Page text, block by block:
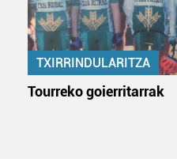
TXIRRINDULARITZA
Tourreko goierritarrak